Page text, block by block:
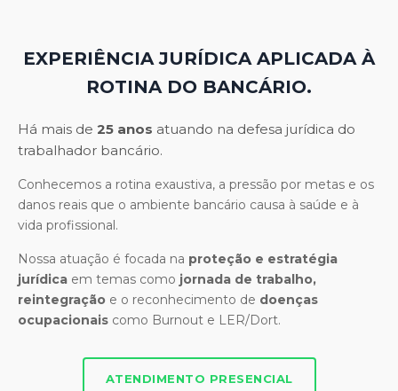
EXPERIÊNCIA JURÍDICA APLICADA À
ROTINA DO BANCÁRIO.
Há mais de 25 anos atuando na defesa jurídica do
trabalhador bancário.
Conhecemos a rotina exaustiva, a pressão por metas e os
danos reais que o ambiente bancário causa à saúde e à
vida profissional.
Nossa atuação é focada na proteção e estratégia
jurídica em temas como jornada de trabalho,
reintegração e o reconhecimento de doenças
ocupacionais como Burnout e LER/Dort.
ATENDIMENTO PRESENCIAL